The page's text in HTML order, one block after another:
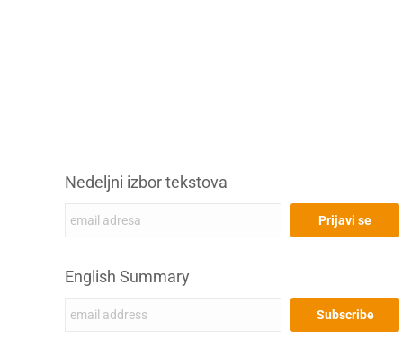
Nedeljni izbor tekstova
English Summary